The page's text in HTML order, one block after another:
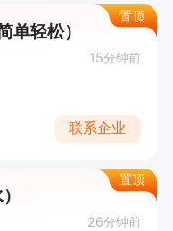
置顶
单轻松）
15分钟前
联系企业
置顶
26分钟前